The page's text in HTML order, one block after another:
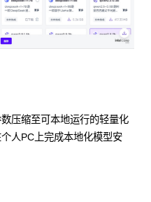
压缩至可本地运行的轻量化
人PC上完成本地化模型安